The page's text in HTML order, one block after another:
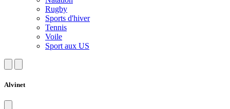
Rugby
Sports d'hiver
Tennis
Voile
Sport aux US
Alvinet